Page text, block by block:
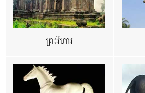
ព្រះវិហារ